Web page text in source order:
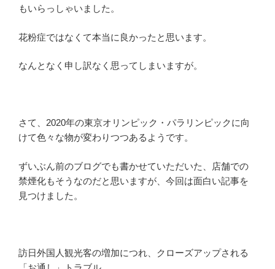
もいらっしゃいました。
花粉症ではなくて本当に良かったと思います。
なんとなく申し訳なく思ってしまいますが。
さて、2020年の東京オリンピック・パラリンピックに向
けて色々な物が変わりつつあるようです。
ずいぶん前のブログでも書かせていただいた、店舗での
禁煙化もそうなのだと思いますが、今回は面白い記事を
見つけました。
訪日外国人観光客の増加につれ、クローズアップされる